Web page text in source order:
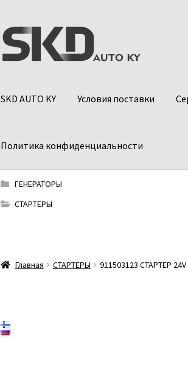
Перейти
к
навигации
Перейти
к
содержимому
SKD AUTO KY Условия поставки
Политика конфиденциальности
ГЕНЕРАТОРЫ
СТАРТЕРЫ
Главная СТАРТЕРЫ 911503123 СТАРТЕР 24V